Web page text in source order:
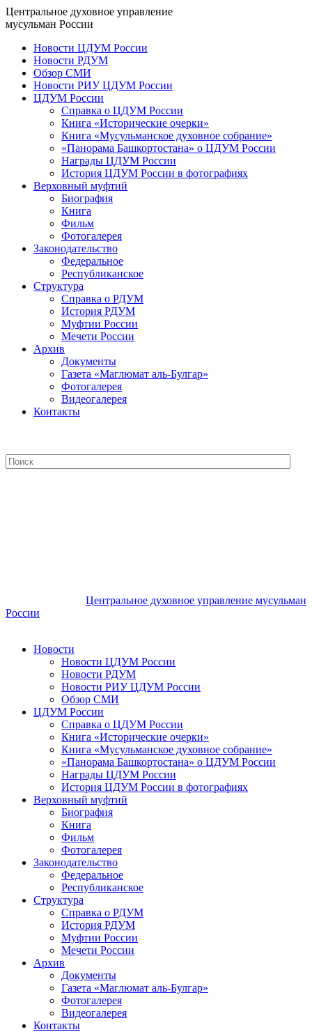
Центральное духовное управление
мусульман России
Новости ЦДУМ России
Новости РДУМ
Обзор СМИ
Новости РИУ ЦДУМ России
ЦДУМ России
Справка о ЦДУМ России
Книга «Исторические очерки»
Книга «Мусульманское духовное собрание»
«Панорама Башкортостана» о ЦДУМ России
Награды ЦДУМ России
История ЦДУМ России в фотографиях
Верховный муфтий
Биография
Книга
Фильм
Фотогалерея
Законодательство
Федеральное
Республиканское
Структура
Справка о РДУМ
История РДУМ
Муфтии России
Мечети России
Архив
Документы
Газета «Маглюмат аль-Булгар»
Фотогалерея
Видеогалерея
Контакты
Центральное духовное управление мусульман
России
Новости
Новости ЦДУМ России
Новости РДУМ
Новости РИУ ЦДУМ России
Обзор СМИ
ЦДУМ России
Справка о ЦДУМ России
Книга «Исторические очерки»
Книга «Мусульманское духовное собрание»
«Панорама Башкортостана» о ЦДУМ России
Награды ЦДУМ России
История ЦДУМ России в фотографиях
Верховный муфтий
Биография
Книга
Фильм
Фотогалерея
Законодательство
Федеральное
Республиканское
Структура
Справка о РДУМ
История РДУМ
Муфтии России
Мечети России
Архив
Документы
Газета «Маглюмат аль-Булгар»
Фотогалерея
Видеогалерея
Контакты